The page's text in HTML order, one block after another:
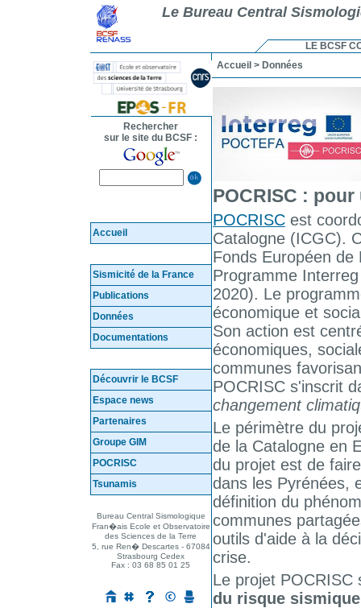
Accueil
Sismicité de la France
Publications
Données
Documentations
Groupe GIM
POCRISC
Tsunamis
Découvrir le BCSF
Espace news
Partenaires
Accueil > Données
POCRISC :
POCRISC est
Catalogne (ICGC).
Fonds Européen de
Programme
2020). Le
économique et
Son action est
économiques,
communes
POCRISC s'inscrit
changement
Le périmètre du
de la Catalogne en
du projet est de
dans les Pyrénées,
définition du
communes
outils d'aide à la
crise.
Le projet
du risque
Mes questions ...
Bureau Central Sismologique
Fran�ais Ecole et Observatoire
des Sciences de la Terre
5, rue Ren� Descartes - 67084
Strasbourg Cedex
Fax : 03 68 85 01 25
LE BCSF
Le Bureau Central
Rechercher
sur le site du BCSF :